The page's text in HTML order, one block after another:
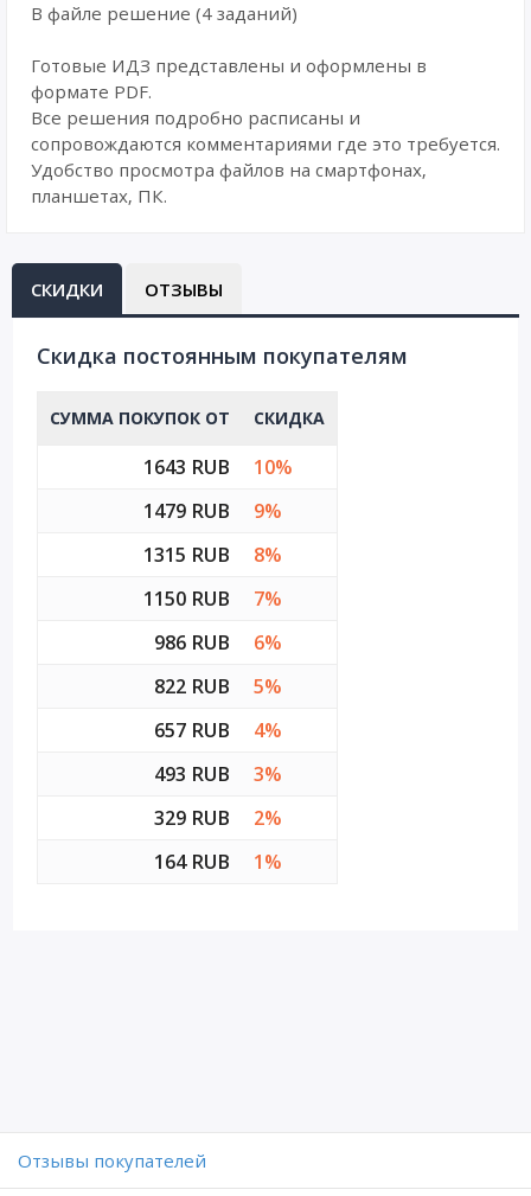
В файле решение (4 заданий)
Готовые ИДЗ представлены и оформлены в
формате PDF.
Все решения подробно расписаны и
сопровождаются комментариями где это требуется.
Удобство просмотра файлов на смартфонах,
планшетах, ПК.
СКИДКИ ОТЗЫВЫ
Cкидка постоянным покупателям
СУММА ПОКУПОК ОТ СКИДКА
1643 RUB
10%
1479 RUB
9%
1315 RUB
8%
1150 RUB
7%
986 RUB
6%
822 RUB
5%
657 RUB
4%
493 RUB
3%
329 RUB
2%
164 RUB
1%
Отзывы покупателей